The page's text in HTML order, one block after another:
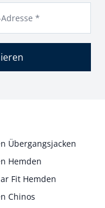
*
Übergangsjacken
Hemden
Fit Hemden
Chinos